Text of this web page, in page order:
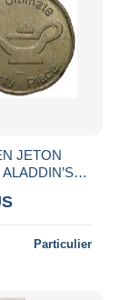
JETON
Particulier